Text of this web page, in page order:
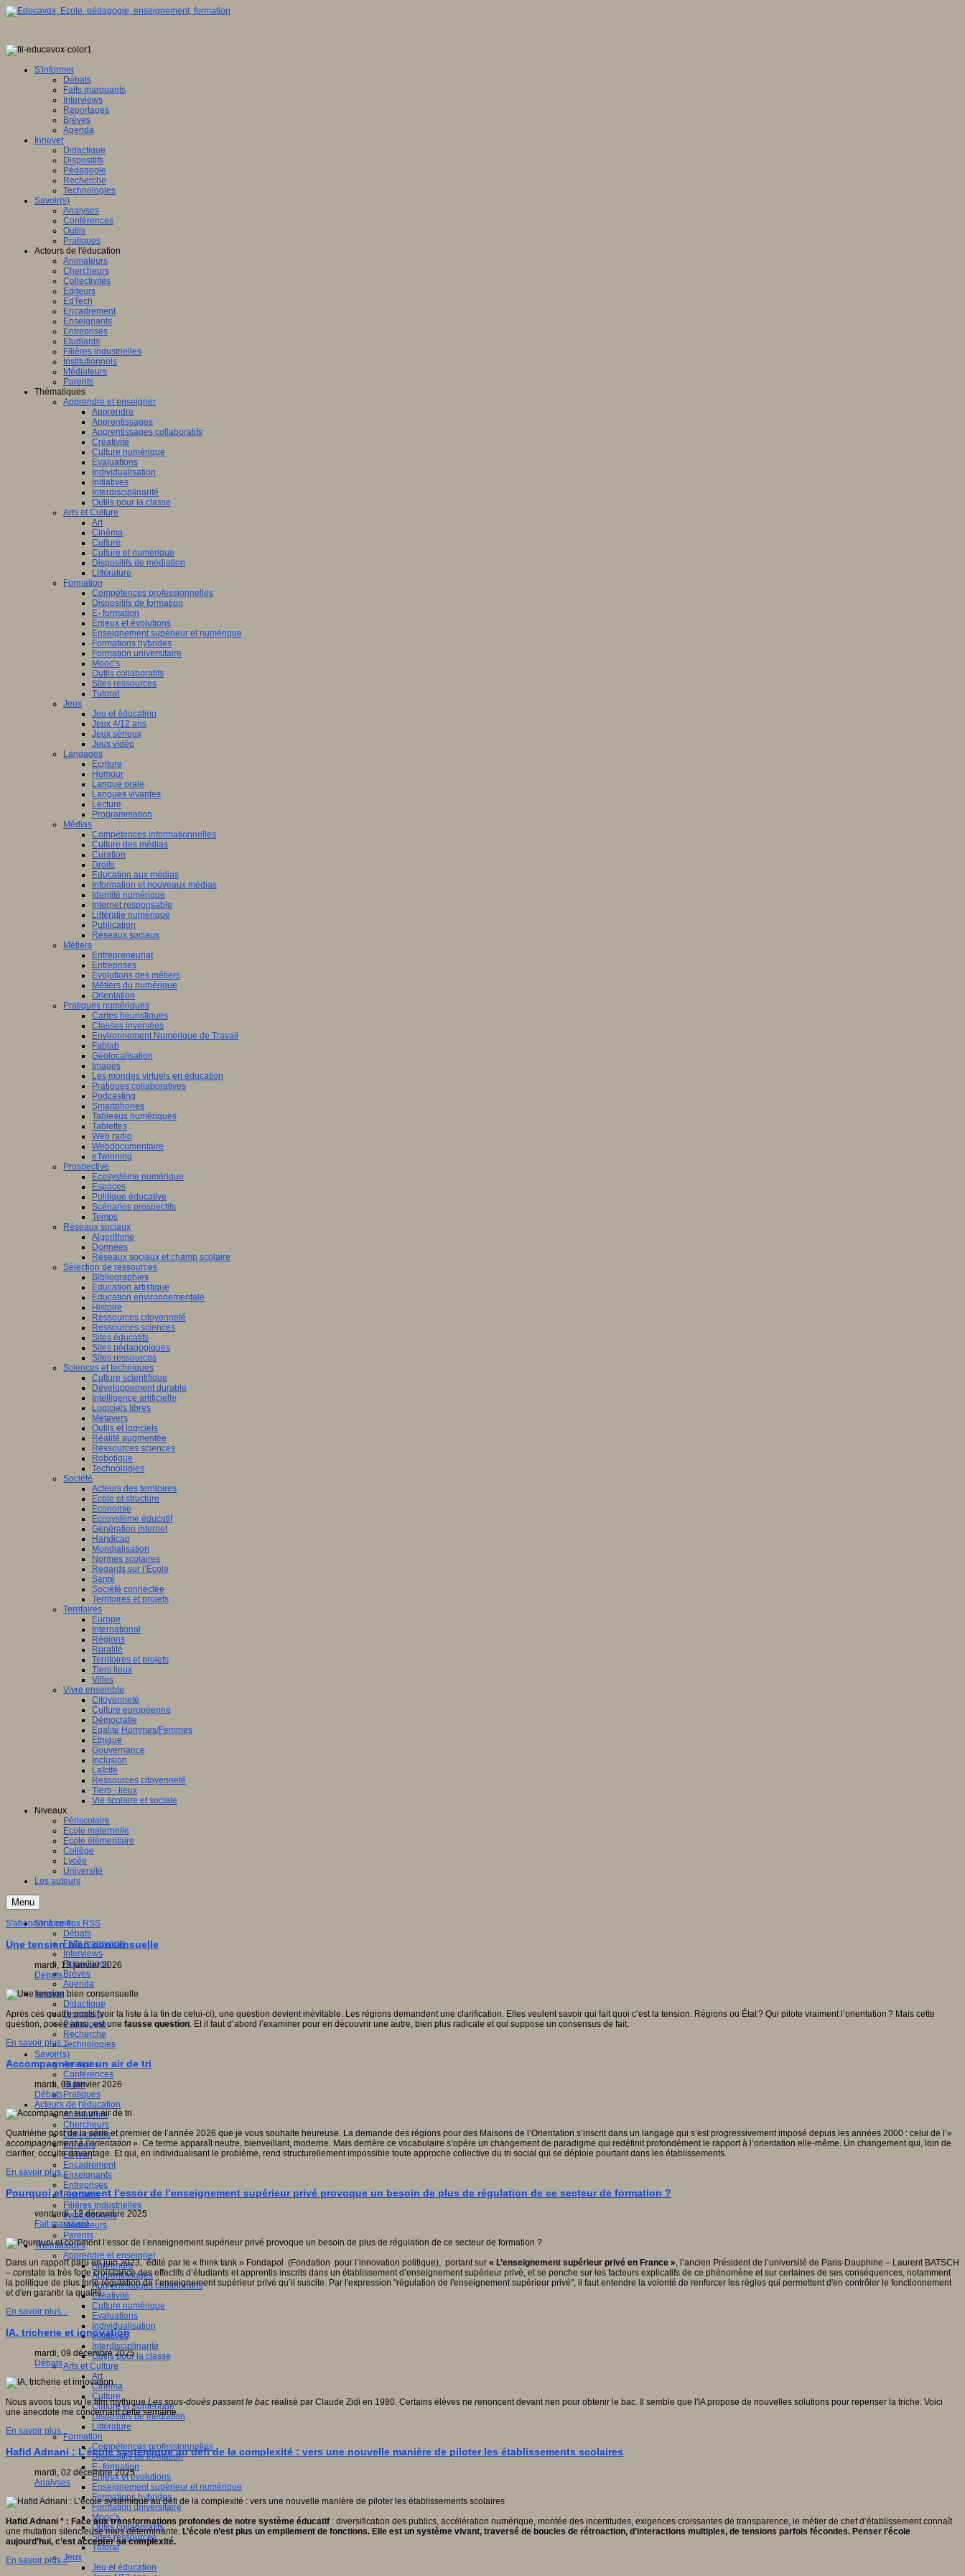
S'informer
Débats
Faits marquants
Interviews
Reportages
Brèves
Agenda
Innover
Didactique
Dispositifs
Pédagogie
Recherche
Technologies
Savoir(s)
Analyses
Conférences
Outils
Pratiques
Acteurs de l'éducation
Animateurs
Chercheurs
Collectivités
Editeurs
EdTech
Encadrement
Enseignants
Entreprises
Etudiants
Filières industrielles
Institutionnels
Médiateurs
Parents
Thématiques
Apprendre et enseigner
Apprendre
Apprentissages
Apprentissages collaboratifs
Créativité
Culture numérique
Evaluations
Individualisation
Initiatives
Interdisciplinarité
Outils pour la classe
Arts et Culture
Art
Cinéma
Culture
Culture et numérique
Dispositifs de médiation
Littérature
Formation
Compétences professionnelles
Dispositifs de formation
E- formation
Enjeux et évolutions
Enseignement supérieur et numérique
Formations hybrides
Formation universitaire
Mooc’s
Outils collaboratifs
Sites ressources
Tutorat
Jeux
Jeu et éducation
Jeux 4/12 ans
Jeux sérieux
Jeux vidéo
Langages
Ecriture
Humour
Langue orale
Langues vivantes
Lecture
Programmation
Médias
Compétences informationnelles
Culture des médias
Curation
Droits
Education aux médias
Information et nouveaux médias
Identité numérique
Internet responsable
Littératie numérique
Publication
Réseaux sociaux
Métiers
Entrepreneuriat
Entreprises
Evolutions des métiers
Métiers du numérique
Orientation
Pratiques numériques
Cartes heuristiques
Classes inversées
Environnement Numérique de Travail
Fablab
Géolocalisation
Images
Les mondes virtuels en éducation
Pratiques collaboratives
Podcasting
Smartphones
Tableaux numériques
Tablettes
Web radio
Webdocumentaire
eTwinning
Prospective
Ecosystème numérique
Espaces
Politique éducative
Scénarios prospectifs
Temps
Réseaux sociaux
Algorithme
Données
Réseaux sociaux et champ scolaire
Sélection de ressources
Bibliographies
Education artistique
Education environnementale
Histoire
Ressources citoyenneté
Ressources sciences
Sites éducatifs
Sites pédagogiques
Sites ressources
Sciences et techniques
Culture scientifique
Développement durable
Intelligence artificielle
Logiciels libres
Métavers
Outils et logiciels
Réalité augmentée
Ressources sciences
Robotique
Technologies
Société
Acteurs des territoires
Ecole et structure
Economie
Ecosystème éducatif
Génération internet
Handicap
Mondialisation
Normes scolaires
Regards sur l’Ecole
Santé
Société connectée
Territoires et projets
Territoires
Europe
International
Régions
Ruralité
Territoires et projets
Tiers lieux
Villes
Vivre ensemble
Citoyenneté
Culture européenne
Démocratie
Egalité Hommes/Femmes
Ethique
Gouvernance
Inclusion
Laïcité
Ressources citoyenneté
Tiers - lieux
Vie scolaire et sociale
Niveaux
Périscolaire
Ecole maternelle
Ecole élémentaire
Collège
Lycée
Université
Les auteurs
Menu
S'informer
Débats
Faits marquants
Interviews
Reportages
Brèves
Agenda
Innover
Didactique
Dispositifs
Pédagogie
Recherche
Technologies
Savoir(s)
Analyses
Conférences
Outils
Pratiques
Acteurs de l'éducation
Animateurs
Chercheurs
Collectivités
Editeurs
EdTech
Encadrement
Enseignants
Entreprises
Etudiants
Filières industrielles
Institutionnels
Médiateurs
Parents
Thématiques
Apprendre et enseigner
Apprendre
Apprentissages
Apprentissages collaboratifs
Créativité
Culture numérique
Evaluations
Individualisation
Initiatives
Interdisciplinarité
Outils pour la classe
Arts et Culture
Art
Cinéma
Culture
Culture et numérique
Dispositifs de médiation
Littérature
Formation
Compétences professionnelles
Dispositifs de formation
E- formation
Enjeux et évolutions
Enseignement supérieur et numérique
Formations hybrides
Formation universitaire
Mooc’s
Outils collaboratifs
Sites ressources
Tutorat
Jeux
Jeu et éducation
S'abonner à ce flux RSS
Une tension bien consensuelle
mardi, 13 janvier 2026
Débats
Après ces quatre posts (voir la liste à la fin de celui-ci), une question devient inévitable. Les régions demandent une clarification. Elles veulent savoir qui fait quoi c’est la tension. Régions ou État ? Qui pilote vraiment l’orientation ? Mais cette
question, posée ainsi, est une fausse question. Et il faut d’abord l’examiner pour en découvrir une autre, bien plus radicale et qui suppose un consensus de fait.
En savoir plus...
Accompagner sur un air de tri
mardi, 06 janvier 2026
Débats
Quatrième post de la série et premier de l’année 2026 que je vous souhaite heureuse. La demande des régions pour des Maisons de l’Orientation s’inscrit dans un langage qui s’est progressivement imposé depuis les années 2000 : celui de l’«
accompagnement à l’orientation ». Ce terme apparaît neutre, bienveillant, moderne. Mais derrière ce vocabulaire s’opère un changement de paradigme qui redéfinit profondément le rapport à l’orientation elle-même. Un changement qui, loin de
clarifier, occulte davantage. Et qui, en individualisant le problème, rend structurellement impossible toute approche collective du tri social qui se déploie pourtant dans les établissements.
En savoir plus...
Pourquoi et comment l’essor de l’enseignement supérieur privé provoque un besoin de plus de régulation de ce secteur de formation ?
vendredi, 12 décembre 2025
Fait marquant
Dans un rapport paru en juin 2023, édité par le « think tank » Fondapol (Fondation pour l’innovation politique), portant sur « L’enseignement supérieur privé en France », l’ancien Président de l’université de Paris-Dauphine – Laurent BATSCH
– constate la très forte croissance des effectifs d’étudiants et apprentis inscrits dans un établissement d’enseignement supérieur privé, et se penche sur les facteurs explicatifs de ce phénomène et sur certaines de ses conséquences, notamment
la politique de plus forte régulation de l’enseignement supérieur privé qu’il suscite. Par l'expression "régulation de l'enseignement supérieur privé", il faut entendre la volonté de renforcer les règles qui permettent d'en contrôler le fonctionnement
et d'en garantir la qualité.
En savoir plus...
IA, tricherie et innovation
mardi, 09 décembre 2025
Débats
Nous avons tous vu le film mythiqueLes sous-doués passent le bac réalisé par Claude Zidi en 1980. Certains élèves ne renoncent devant rien pour obtenir le bac. Il semble que l'IA propose de nouvelles solutions pour repenser la triche. Voici
une anecdote me concernant cette semaine.
En savoir plus...
Hafid Adnani : L’école systémique au défi de la complexité : vers une nouvelle manière de piloter les établissements scolaires
mardi, 02 décembre 2025
Analyses
Hafid Adnani * : Face aux transformations profondes de notre système éducatif : diversification des publics, accélération numérique, montée des incertitudes, exigences croissantes de transparence, le métier de chef d’établissement connaît
une mutation silencieuse mais déterminante. L’école n’est plus un empilement de fonctions. Elle est un système vivant, traversé de boucles de rétroaction, d’interactions multiples, de tensions parfois fécondes. Penser l’école
aujourd’hui, c’est accepter sa complexité.
En savoir plus...